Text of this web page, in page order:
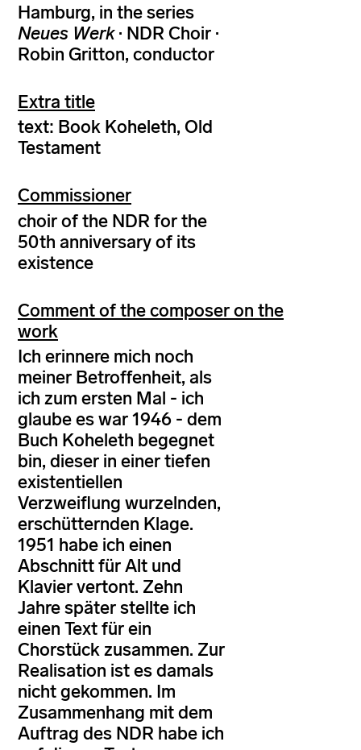
Hamburg, in the series
Neues Werk· NDR Choir ·
Robin Gritton, conductor
Extra title
text: Book Koheleth, Old
Testament
Commissioner
choir of the NDR for the
50th anniversary of its
existence
Comment of the composer on the
work
Ich erinnere mich noch
meiner Betroffenheit, als
ich zum ersten Mal - ich
glaube es war 1946 - dem
Buch Koheleth begegnet
bin, dieser in einer tiefen
existentiellen
Verzweiflung wurzelnden,
erschütternden Klage.
1951 habe ich einen
Abschnitt für Alt und
Klavier vertont. Zehn
Jahre später stellte ich
einen Text für ein
Chorstück zusammen. Zur
Realisation ist es damals
nicht gekommen. Im
Zusammenhang mit dem
Auftrag des NDR habe ich